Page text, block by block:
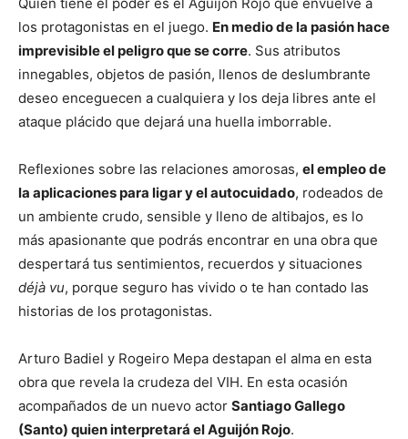
los protagonistas en el juego. En medio de la pasión hace
imprevisible el peligro que se corre. Sus atributos
innegables, objetos de pasión, llenos de deslumbrante
deseo enceguecen a cualquiera y los deja libres ante el
ataque plácido que dejará una huella imborrable.
Reflexiones sobre las relaciones amorosas, el empleo de
la aplicaciones para ligar y el autocuidado, rodeados de
un ambiente crudo, sensible y lleno de altibajos, es lo
más apasionante que podrás encontrar en una obra que
despertará tus sentimientos, recuerdos y situaciones
déjà vu, porque seguro has vivido o te han contado las
historias de los protagonistas.
Arturo Badiel y Rogeiro Mepa destapan el alma en esta
obra que revela la crudeza del VIH. En esta ocasión
acompañados de un nuevo actor Santiago Gallego
(Santo) quien interpretará el Aguijón Rojo.